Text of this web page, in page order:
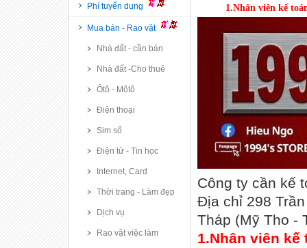
Phí tuyển dụng
Mua bán - Rao vặt
Nhà đất - cần bán
Nhà đất -Cho thuê
Ôtô - Môtô
Điện thoại
Sim số
Điện tử - Tin học
Internet, Card
Thời trang - Làm đẹp
Dịch vụ
Rao vặt việc làm
1.Nhân viên kế
Công ty cần kế
Địa chỉ 298
Tháp (Mỹ Tho -
1.Nhân viên